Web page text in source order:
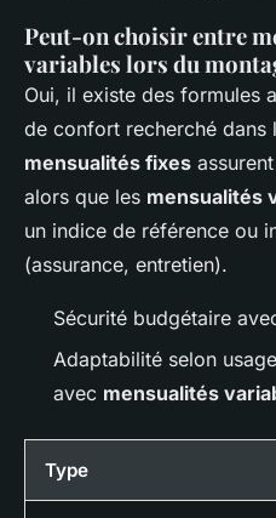
Peut-on choisir entre
variables lors du
Oui, il existe des formules
de confort recherché dans
mensualités fixes
alors que les mensualités
un indice de référence ou
(assurance, entretien).
Sécurité budgétaire
Adaptabilité selon
avec mensualités
Type